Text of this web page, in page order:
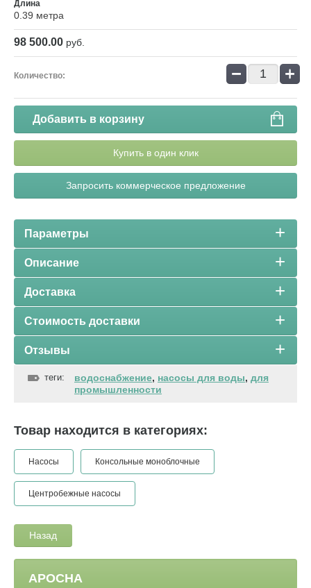
Длина
0.39 метра
98 500.00 руб.
Количество: − +
Добавить в корзину
Купить в один клик
Запросить коммерческое предложение
Параметры
Описание
Доставка
Стоимость доставки
Отзывы
теги: водоснабжение, насосы для воды, для
промышленности
Товар находится в категориях:
Насосы Консольные моноблочные
Центробежные насосы
Назад
АРОСНА